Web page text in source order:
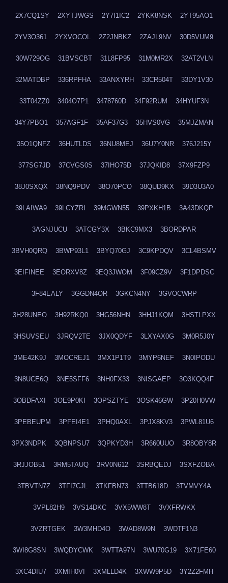
2X7CQ1SY 2XYTJWGS 2Y7I1IC2 2YKK8NSK 2YT95AO1
2YV3O361 2YXVOCOL 2Z2JNBKZ 2ZAJL9NV 30D5VUM9
30W729OG 31BVSCBT 31L8FP95 31M0MR2X 32AT2VLN
32MATDBP 336RPFHA 33ANXYRH 33CR504T 33DY1V30
33T04ZZ0 3404O7P1 3478760D 34F92RUM 34HYUF3N
34Y7PBO1 357AGF1F 35AF37G3 35HVS0VG 35MJZMAN
35O1QNFZ 36HUTLDS 36NU8MEJ 36U7Y0NR 376J215Y
377SG7JD 37CVGS0S 37IHO75D 37JQKID8 37X9FZP9
38J0SXQX 38NQ9PDV 38O70PCO 38QUD9KX 39D3U3A0
39LAIWA9 39LCYZRI 39MGWN55 39PXKH1B 3A43DKQP
3AGNJUCU 3ATCGY3X 3BKC9MX3 3BORDPAR
3BVH0QRQ 3BWP93L1 3BYQ70GJ 3C9KPDQV 3CL4BSMV
3EIFINEE 3EORXV8Z 3EQ3JWOM 3F09CZ9V 3F1DPDSC
3F84EALY 3GGDN4OR 3GKCN4NY 3GVOCWRP
3H28UNEO 3H92RKQ0 3HG56NHN 3HHJ1KQM 3HSTLPXX
3HSUVSEU 3JRQV2TE 3JX0QDYF 3LXYAX0G 3M0R5J0Y
3ME42K9J 3MOCREJ1 3MX1P1T9 3MYP6NEF 3N0IPODU
3N8UCE6Q 3NE5SFF6 3NH0FX33 3NISGAEP 3O3KQQ4F
3OBDFAXI 3OE9P0KI 3OPSZTYE 3OSK46GW 3P20H0VW
3PEBEUPM 3PFEI4E1 3PHQ0AXL 3PJX8KV3 3PWL81U6
3PX3NDPK 3QBNPSU7 3QPKYD3H 3R660UUO 3R8OBY8R
3RJJOB51 3RM5TAUQ 3RV0N612 3SRBQEDJ 3SXFZOBA
3TBVTN7Z 3TFI7CJL 3TKFBN73 3TTB618D 3TVMVY4A
3VPL82H9 3VS14DKC 3VX5WW8T 3VXFRWKX
3VZRTGEK 3W3MHD4O 3WAD8W9N 3WDTF1N3
3WI8G8SN 3WQDYCWK 3WTTA97N 3WU70G19 3X71FE60
3XC4DIU7 3XMIH0VI 3XMLLD4K 3XWW9P5D 3Y2Z2FMH